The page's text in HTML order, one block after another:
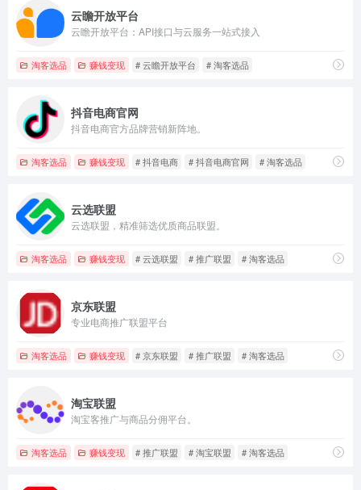
云瞻开放平台
云瞻开放平台：API接口与云服务一站式接入
淘客选品 赚钱变现 # 云瞻开放平台 # 淘客选品
抖音电商官网
抖音电商官方品牌营销新阵地。
淘客选品 赚钱变现 # 抖音电商 # 抖音电商官网 # 淘客选品
云选联盟
云选联盟，精准筛选优质商品联盟。
淘客选品 赚钱变现 # 云选联盟 # 推广联盟 # 淘客选品
京东联盟
专业电商推广联盟平台
淘客选品 赚钱变现 # 京东联盟 # 推广联盟 # 淘客选品
淘宝联盟
淘宝客推广与商品分佣平台。
淘客选品 赚钱变现 # 推广联盟 # 淘宝联盟 # 淘客选品